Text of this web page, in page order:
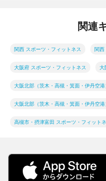
関連
関西 スポーツ・フィットネス 関西
大阪府 スポーツ・フィットネス 大
大阪北部（茨木・高槻・箕面・伊丹空
大阪北部（茨木・高槻・箕面・伊丹空
高槻市・摂津富田 スポーツ・フィット